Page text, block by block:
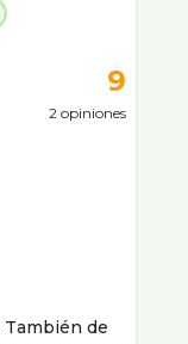
9
2 opiniones
de